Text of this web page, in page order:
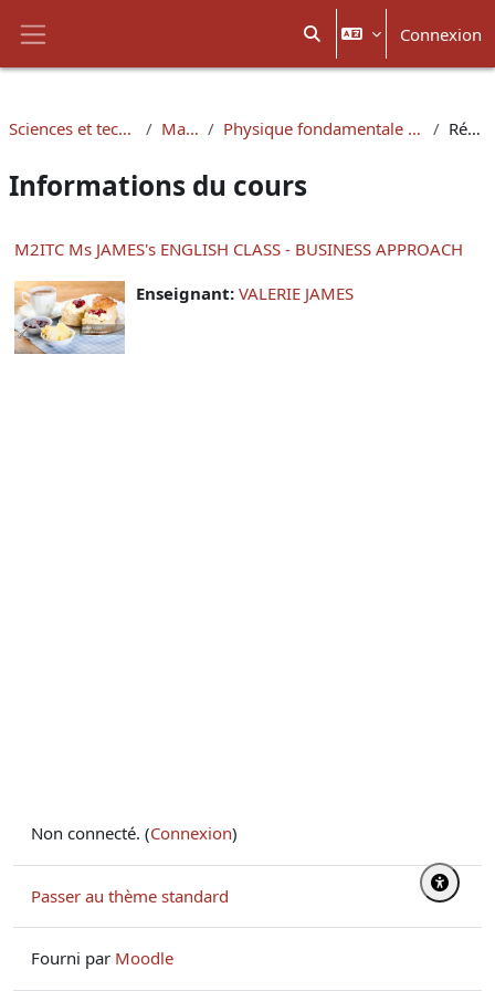
Activer/désactiver la
Connexion
Sciences et technologies Masters Physique fondamentale et applications Résumé
Informations du cours
M2ITC Ms JAMES's ENGLISH CLASS - BUSINESS APPROACH
Enseignant: VALERIE JAMES
Non connecté. (Connexion)
Passer au thème standard
Fourni par Moodle